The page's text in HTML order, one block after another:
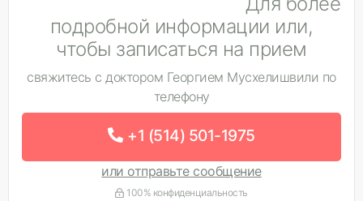
подробной информации или,
чтобы записаться на прием
свяжитесь с доктором Георгием Мусхелишвили по
телефону
+1 (514) 501-1975
или отправьте сообщение
100% конфиденциальность